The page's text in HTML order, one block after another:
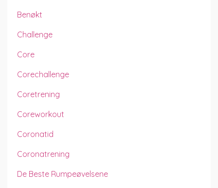
Benøkt
Challenge
Core
Corechallenge
Coretrening
Coreworkout
Coronatid
Coronatrening
De Beste Rumpeøvelsene